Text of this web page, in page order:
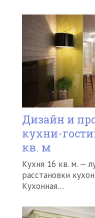
Дизайн и
кухни-
кв. м
Кухня 16 кв. м. —
расстановки
Кухонная…